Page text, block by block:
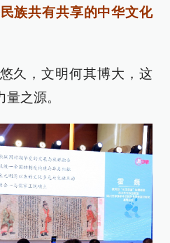
族共有共享的中华文化
久，文明何其博大，这
之源。